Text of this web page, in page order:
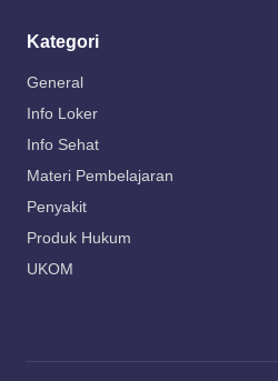
Kategori
General
Info Loker
Info Sehat
Materi Pembelajaran
Penyakit
Produk Hukum
UKOM